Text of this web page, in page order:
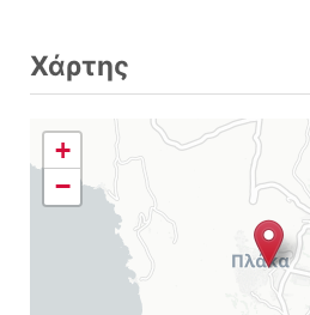
Χάρτης
+
−